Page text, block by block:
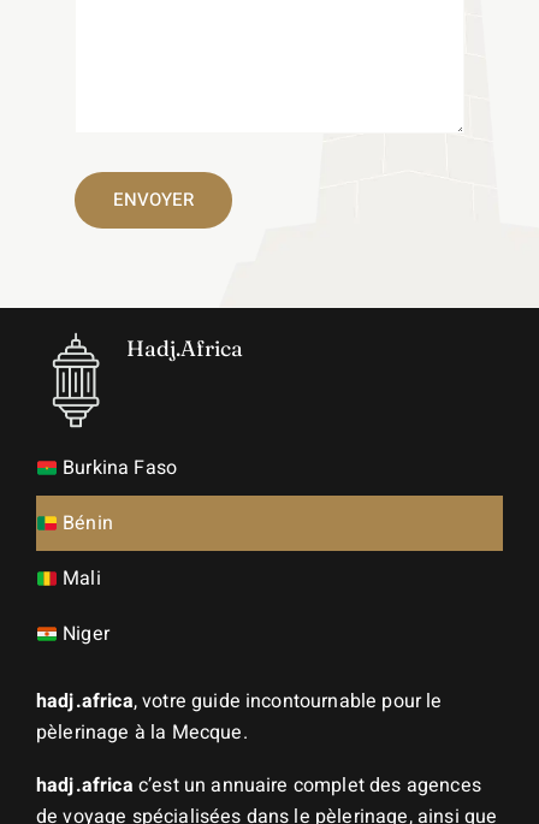
Hadj.Africa
Burkina Faso
Bénin
Mali
Niger
hadj.africa, votre guide incontournable pour le
pèlerinage à la Mecque.
hadj.africa c’est un annuaire complet des agences
de voyage spécialisées dans le pèlerinage, ainsi que